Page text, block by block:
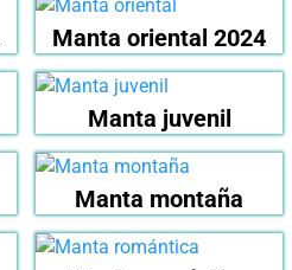
Manta oriental 2024
Manta juvenil
Manta montaña